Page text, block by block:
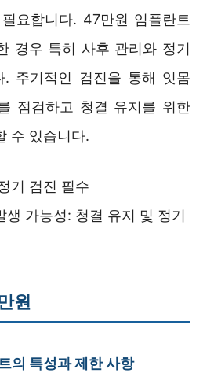
요합니다. 47만원 임플란트
경우 특히 사후 관리와 정기
. 주기적인 검진을 통해 잇몸
점검하고 청결 유지를 위한
수 있습니다.
기 검진 필수
생 가능성: 청결 유지 및 정기
원
의 특성과 제한 사항